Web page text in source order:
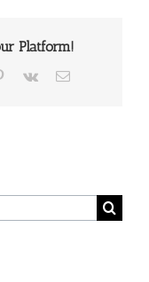
Platform!
Pinterest
Vk Email